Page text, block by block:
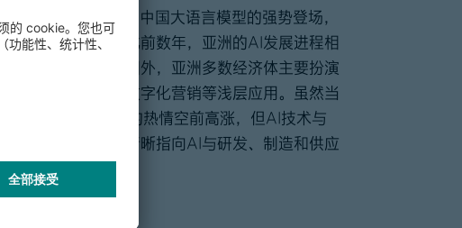
速演变。2025年，中国大语言模型的强势登场，
转折点。虽然在此前数年，亚洲的AI发展进程相
破性进展。除中国外，亚洲多数经济体主要扮演
的技术场景，如数字化营销等浅层应用。虽然当
工智能（GenAI）的热情空前高涨，但AI技术与
AI发展的重点，已清晰指向AI与研发、制造和供应
价值重构。